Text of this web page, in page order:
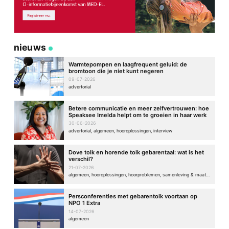
nieuws
Warmtepompen en laagfrequent geluid: de
bromtoon die je niet kunt negeren
09-07-2026
advertorial
Betere communicatie en meer zelfvertrouwen: hoe
Speaksee Imelda helpt om te groeien in haar werk
30-06-2026
advertorial, algemeen, hooroplossingen, interview
Dove tolk en horende tolk gebarentaal: wat is het
verschil?
21-07-2026
Persconferenties met gebarentolk voortaan op
NPO 1 Extra
14-07-2026
algemeen